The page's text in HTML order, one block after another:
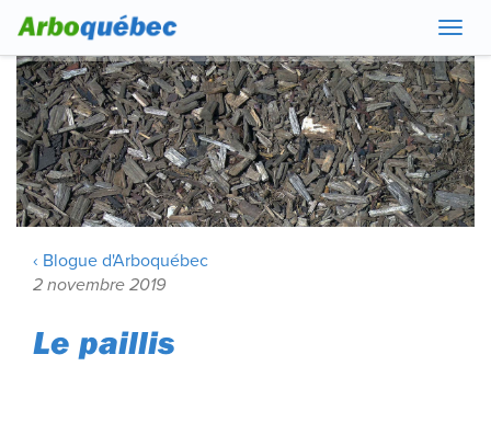
‹ Blogue d'Arboquébec
2 novembre 2019
Le paillis